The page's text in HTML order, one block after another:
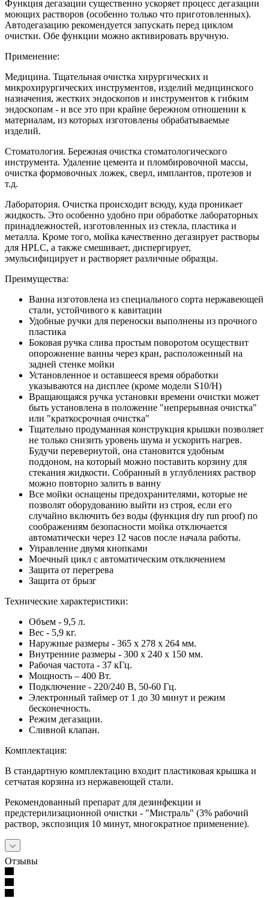
Функция дегазации существенно ускоряет процесс дегазации
моющих растворов (особенно только что приготовленных).
Автодегазацию рекомендуется запускать перед циклом
очистки. Обе функции можно активировать вручную.
Применение:
Медицина. Тщательная очистка хирургических и
микрохирургических инструментов, изделий медицинского
назначения, жестких эндоскопов и инструментов к гибким
эндоскопам - и все это при крайне бережном отношении к
материалам, из которых изготовлены обрабатываемые
изделий.
Стоматология. Бережная очистка стоматологического
инструмента. Удаление цемента и пломбировочной массы,
очистка формовочных ложек, сверл, имплантов, протезов и
т.д.
Лаборатория. Очистка происходит всюду, куда проникает
жидкость. Это особенно удобно при обработке лабораторных
принадлежностей, изготовленных из стекла, пластика и
металла. Кроме того, мойка качественно дегазирует растворы
для HPLC, а также смешивает, диспергирует,
эмульсифицирует и растворяет различные образцы.
Преимущества:
Ванна изготовлена из специального сорта нержавеющей
стали, устойчивого к кавитации
Удобные ручки для переноски выполнены из прочного
пластика
Боковая ручка слива простым поворотом осуществит
опорожнение ванны через кран, расположенный на
задней стенке мойки
Установленное и оставшееся время обработки
указываются на дисплее (кроме модели S10/H)
Вращающаяся ручка установки времени очистки может
быть установлена в положение "непрерывная очистка"
или "краткосрочная очистка"
Тщательно продуманная конструкция крышки позволяет
не только снизить уровень шума и ускорить нагрев.
Будучи перевернутой, она становится удобным
поддоном, на который можно поставить корзину для
стекания жидкости. Собранный в углублениях раствор
можно повторно залить в ванну
Все мойки оснащены предохранителями, которые не
позволят оборудованию выйти из строя, если его
случайно включить без воды (функция dry run proof) по
соображениям безопасности мойка отключается
автоматически через 12 часов после начала работы.
Управление двумя кнопками
Моечный цикл с автоматическим отключением
Защита от перегрева
Защита от брызг
Технические характеристики:
Объем - 9,5 л.
Вес - 5,9 кг.
Наружные размеры - 365 x 278 x 264 мм.
Внутренние размеры - 300 x 240 x 150 мм.
Рабочая частота - 37 кГц.
Мощность – 400 Вт.
Подключение - 220/240 В, 50-60 Гц.
Электронный таймер от 1 до 30 минут и режим
бесконечность.
Режим дегазации.
Сливной клапан.
Комплектация:
В стандартную комплектацию входит пластиковая крышка и
сетчатая корзина из нержавеющей стали.
Рекомендованный препарат для дезинфекции и
предстерилизационной очистки - "Мистраль" (3% рабочий
раствор, экспозиция 10 минут, многократное применение).
Отзывы